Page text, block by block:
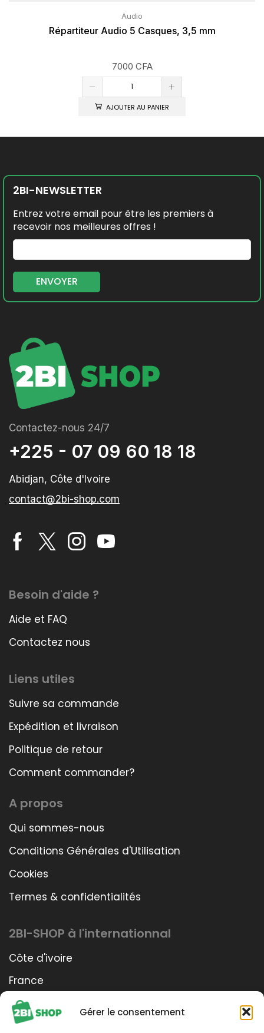
Gérer le consentement
Audio
Répartiteur Audio 5 Casques, 3,5 mm
7000 CFA
AJOUTER AU PANIER
2BI-NEWSLETTER
Entrez votre email pour être les premiers à
recevoir nos meilleures offres !
Contactez-nous 24/7
+225 - 07 09 60 18 18
Abidjan, Côte d'Ivoire
contact@2bi-shop.com
Besoin d'aide ?
Aide et FAQ
Contactez nous
Liens utiles
Suivre sa commande
Expédition et livraison
Politique de retour
Comment commander?
A propos
Qui sommes-nous
Conditions Générales d'Utilisation
Cookies
Termes & confidentialités
2BI-SHOP à l'internationnal
Côte d'ivoire
France
Bénin